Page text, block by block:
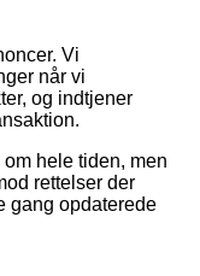
Vi
når vi
og indtjener
hele tiden, men
rettelser der
gang opdaterede